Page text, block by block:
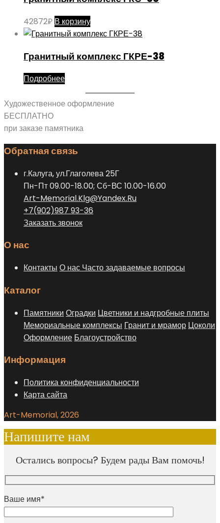
42872₽ В корзину
Гранитный комплекс ГКРЕ-38
Подробнее
Художественное оформление
БЕСПЛАТНО
при заказе памятника
Обратная связь
г.Калуга, ул.Глаголева 25Г
Пн-Пт 09.00-18.00; Сб-ВС 10.00-16.00
Art-Memorial.Klg@Yandex.Ru
+7(902)987 93-36
Заказать звонок
О нас
Контакты О нас Часто задаваемые вопросы
Каталог
Памятники Оградки Цветники и надгробные плиты
Мемориальные комплексы Гранит и мрамор Цоколи
Оформление Благоустройство
Информация
Политика конфиденциальности
Карта сайта
Art-Memorial, 2026
Напишите нам
Остались вопросы? Будем рады Вам помочь!
Ваше имя*